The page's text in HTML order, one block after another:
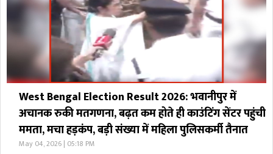
West Bengal Election Result 2026: भवानीपुर में
अचानक रुकी मतगणना, बढ़त कम होते ही काउंटिंग सेंटर पहुंची
ममता, मचा हड़कंप, बड़ी संख्या में महिला पुलिसकर्मी तैनात
May 04, 2026 | 05:18 PM